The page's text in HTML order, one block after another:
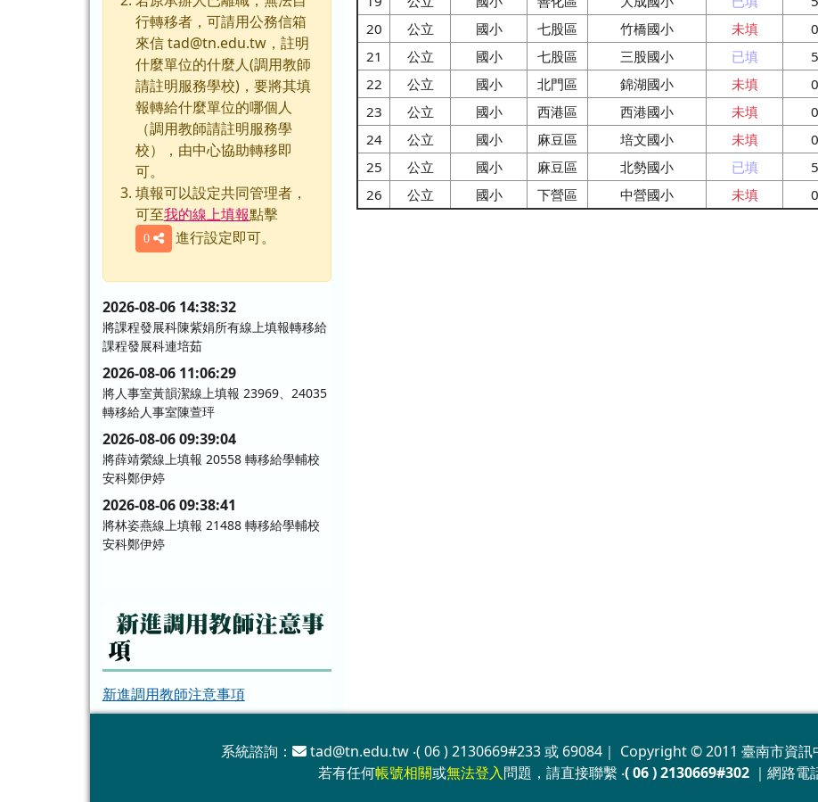
行轉移者，可請用公務信箱
來信 tad@tn.edu.tw，註明
什麼單位的什麼人(調用教師
請註明服務學校)，要將其填
報轉給什麼單位的哪個人
（調用教師請註明服務學
校），由中心協助轉移即
可。
填報可以設定共同管理者，
可至我的線上填報點擊
0 進行設定即可。
2026-08-06 14:38:32
將課程發展科陳紫娟所有線上填報轉移給
課程發展科連培茹
2026-08-06 11:06:29
將人事室黃韻潔線上填報 23969、24035
轉移給人事室陳萱玶
2026-08-06 09:39:04
將薛靖縈線上填報 20558 轉移給學輔校
安科鄭伊婷
2026-08-06 09:38:41
將林姿燕線上填報 21488 轉移給學輔校
安科鄭伊婷
展科丁碧華
2026-08-05 11:16:55
將課程發展科蔡妙瑛線上填報 23822、
24071 轉移給課程發展科連培茹
2026-08-04 14:14:09
19223 轉移給課程發展科連培茹
新進調用教師注意事
項
新進調用教師注意事項
20
公立 國小 七股區 竹橋國小 未填
21
公立 國小 七股區 三股國小 已填
22
公立 國小 北門區 錦湖國小 未填
23
公立 國小 西港區 西港國小 未填
24
公立 國小 麻豆區 培文國小 未填
25
公立 國小 麻豆區 北勢國小 已填
26
公立 國小 下營區 中營國小 未填
系統諮詢：
tad@tn.edu.tw ‧( 06 ) 2130669#233 或 69084｜ Copyright © 2011 臺南市資訊
若有任何帳號相關或無法登入問題，請直接聯繫 ‧( 06 ) 2130669#302 ｜網路電